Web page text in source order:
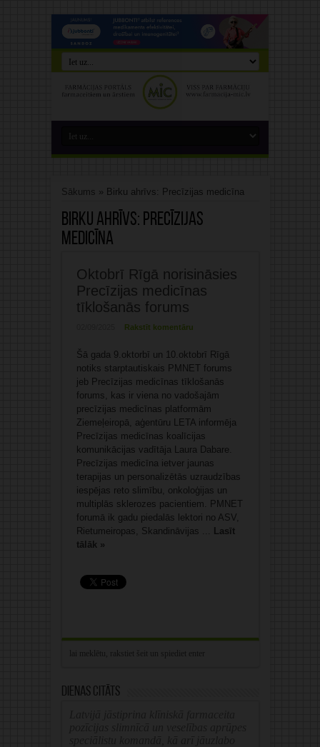
Sākums » Birku ahrīvs: Precīzijas medicīna
Birku ahrīvs: Precīzijas
medicīna
Oktobrī Rīgā norisināsies
Precīzijas medicīnas
tīklošanās forums
Rakstīt komentāru
Šā gada 9.oktorbī un 10.oktobrī Rīgā
notiks starptautiskais PMNET forums
jeb Precīzijas medicīnas tīklošanās
forums, kas ir viena no vadošajām
precīzijas medicīnas platformām
Ziemeļeiropā, aģentūru LETA informēja
Precīzijas medicīnas koalīcijas
komunikācijas vadītāja Laura Dabare.
Precīzijas medicīna ietver jaunas
terapijas un personalizētās uzraudzības
iespējas reto slimību, onkoloģijas un
multiplās sklerozes pacientiem. PMNET
forumā ik gadu piedalās lektori no ASV,
Rietumeiropas, Skandināvijas ... Lasīt
tālāk »
Dienas citāts